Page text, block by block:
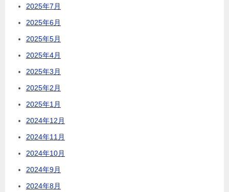
2025年7月
2025年6月
2025年5月
2025年4月
2025年3月
2025年2月
2025年1月
2024年12月
2024年11月
2024年10月
2024年9月
2024年8月